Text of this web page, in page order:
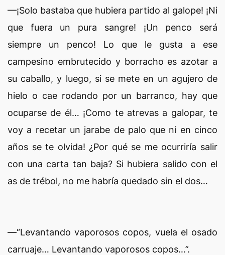
—¡Solo bastaba que hubiera partido al galope! ¡Ni
que fuera un pura sangre! ¡Un penco será
siempre un penco! Lo que le gusta a ese
campesino embrutecido y borracho es azotar a
su caballo, y luego, si se mete en un agujero de
hielo o cae rodando por un barranco, hay que
ocuparse de él… ¡Como te atrevas a galopar, te
voy a recetar un jarabe de palo que ni en cinco
años se te olvida! ¿Por qué se me ocurriría salir
con una carta tan baja? Si hubiera salido con el
as de trébol, no me habría quedado sin el dos…
—“Levantando vaporosos copos, vuela el osado
carruaje… Levantando vaporosos copos…”.